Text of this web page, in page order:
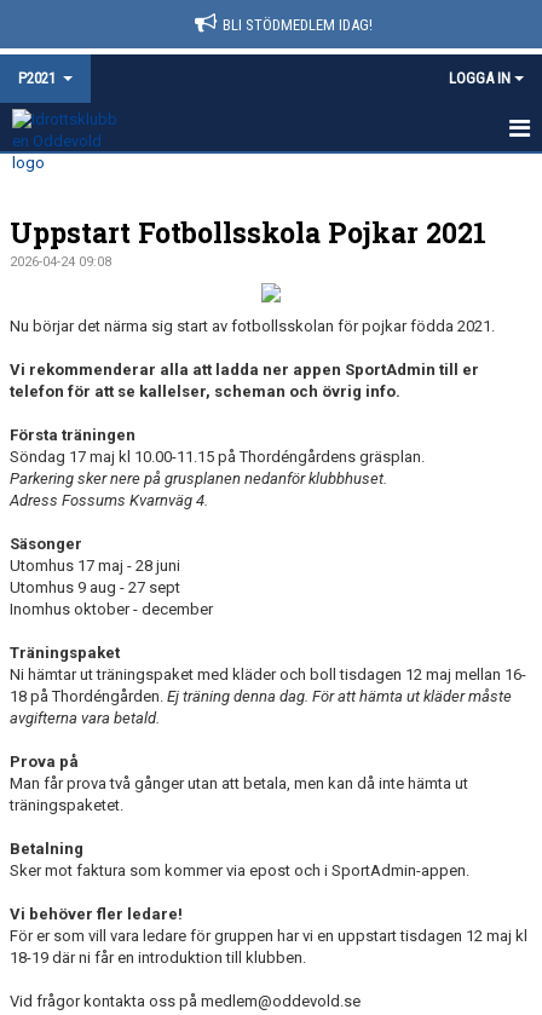
BLI STÖDMEDLEM IDAG!
P2021 LOGGA IN
HEM
NYHETER
MATCHER
TRUPPEN
BILDGALLERI
DOKUMENT
KONTAKT
Uppstart Fotbollsskola Pojkar 2021
2026-04-24 09:08
Nu börjar det närma sig start av fotbollsskolan för pojkar födda 2021.
Vi rekommenderar alla att ladda ner appen SportAdmin till er
telefon för att se kallelser, scheman och övrig info.
Första träningen
Söndag 17 maj kl 10.00-11.15 på Thordéngårdens gräsplan.
Parkering sker nere på grusplanen nedanför klubbhuset.
Adress Fossums Kvarnväg 4.
Säsonger
Utomhus 17 maj - 28 juni
Utomhus 9 aug - 27 sept
Inomhus oktober - december
Träningspaket
Ni hämtar ut träningspaket med kläder och boll tisdagen 12 maj mellan 16-
18 på Thordéngården. Ej träning denna dag. För att hämta ut kläder måste
avgifterna vara betald.
Prova på
Man får prova två gånger utan att betala, men kan då inte hämta ut
träningspaketet.
Betalning
Sker mot faktura som kommer via epost och i SportAdmin-appen.
Vi behöver fler ledare!
För er som vill vara ledare för gruppen har vi en uppstart tisdagen 12 maj kl
18-19 där ni får en introduktion till klubben.
Vid frågor kontakta oss på medlem@oddevold.se